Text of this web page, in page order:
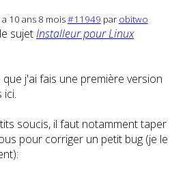
a 10 ans 8 mois#11949 par obitwo
sujetInstalleur pour Linux
j'ai fais une première version
ici.
soucis, il faut notamment taper
pour corriger un petit bug (je le